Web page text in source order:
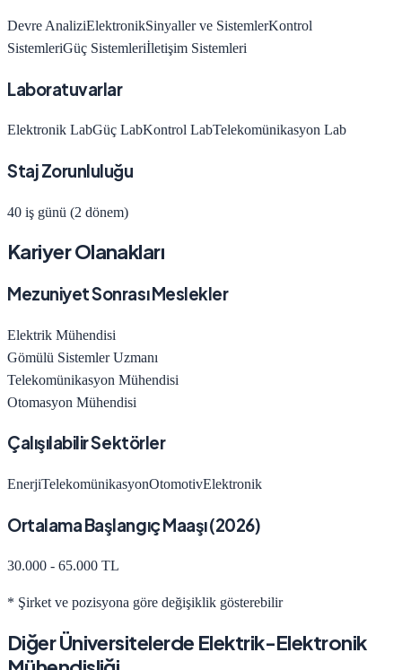
Devre AnaliziElektronikSinyaller ve SistemlerKontrol
SistemleriGüç Sistemleriİletişim Sistemleri
Laboratuvarlar
Elektronik LabGüç LabKontrol LabTelekomünikasyon Lab
Staj Zorunluluğu
40 iş günü (2 dönem)
Kariyer Olanakları
Mezuniyet Sonrası Meslekler
Elektrik Mühendisi
Gömülü Sistemler Uzmanı
Telekomünikasyon Mühendisi
Otomasyon Mühendisi
Çalışılabilir Sektörler
EnerjiTelekomünikasyonOtomotivElektronik
Ortalama Başlangıç Maaşı (2026)
30.000 - 65.000 TL
* Şirket ve pozisyona göre değişiklik gösterebilir
Diğer Üniversitelerde Elektrik-Elektronik